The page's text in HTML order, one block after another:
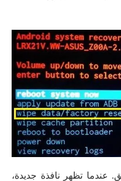
عندما تظهر نافذة جديدة،